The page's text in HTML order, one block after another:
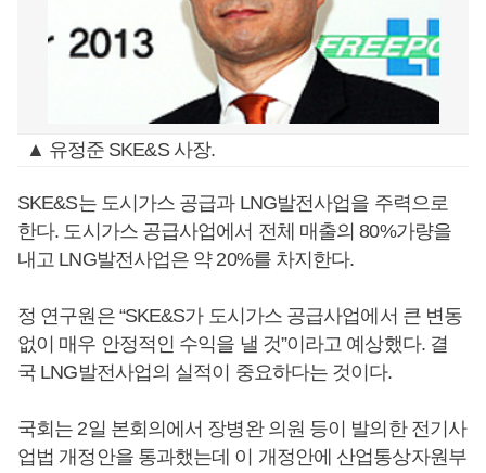
▲ 유정준 SKE&S 사장.
SKE&S는 도시가스 공급과 LNG발전사업을 주력으로
한다. 도시가스 공급사업에서 전체 매출의 80%가량을
내고 LNG발전사업은 약 20%를 차지한다.
정 연구원은 “SKE&S가 도시가스 공급사업에서 큰 변동
없이 매우 안정적인 수익을 낼 것”이라고 예상했다. 결
국 LNG발전사업의 실적이 중요하다는 것이다.
국회는 2일 본회의에서 장병완 의원 등이 발의한 전기사
업법 개정안을 통과했는데 이 개정안에 산업통상자원부